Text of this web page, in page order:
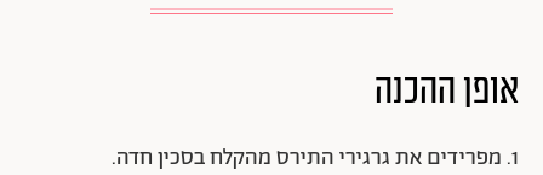
אופן ההכנה
1. מפרידים את גרגירי התירס מהקלח בסכין חדה.